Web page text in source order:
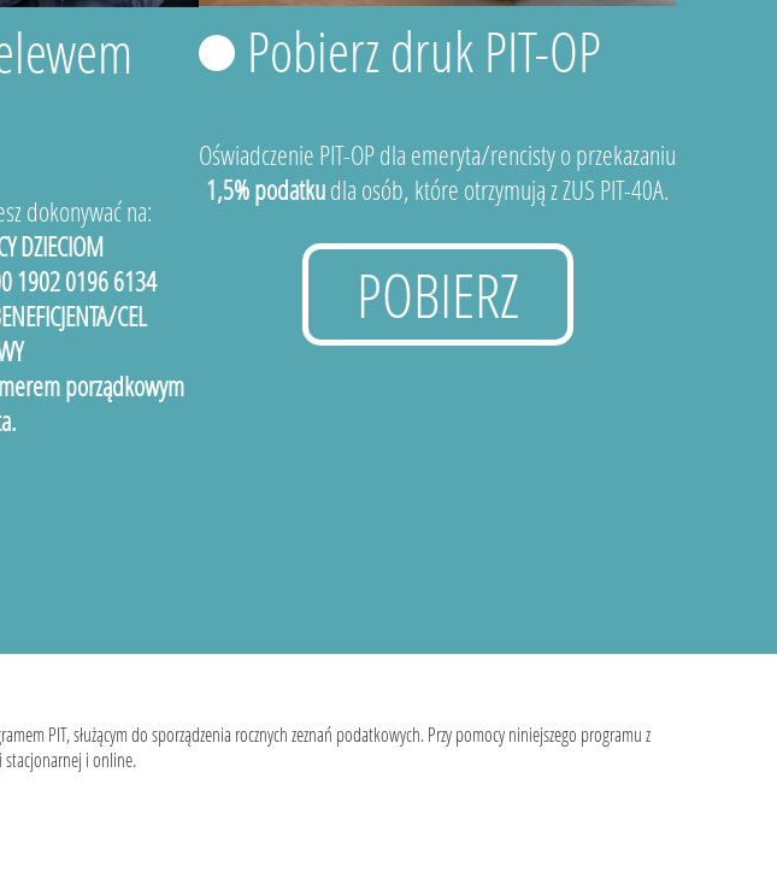
dokonywać na:
DZIECIOM
1902 0196 6134
CEL
porządkowym
Pobierz druk PIT-OP
Oświadczenie PIT-OP dla emeryta/rencisty o przekazaniu
1,5% podatkudla osób, które otrzymują z ZUS PIT-40A.
POBIERZ
PIT, służącym do sporządzenia rocznych zeznań podatkowych. Przy pomocy niniejszego programu z
stacjonarnej i online.